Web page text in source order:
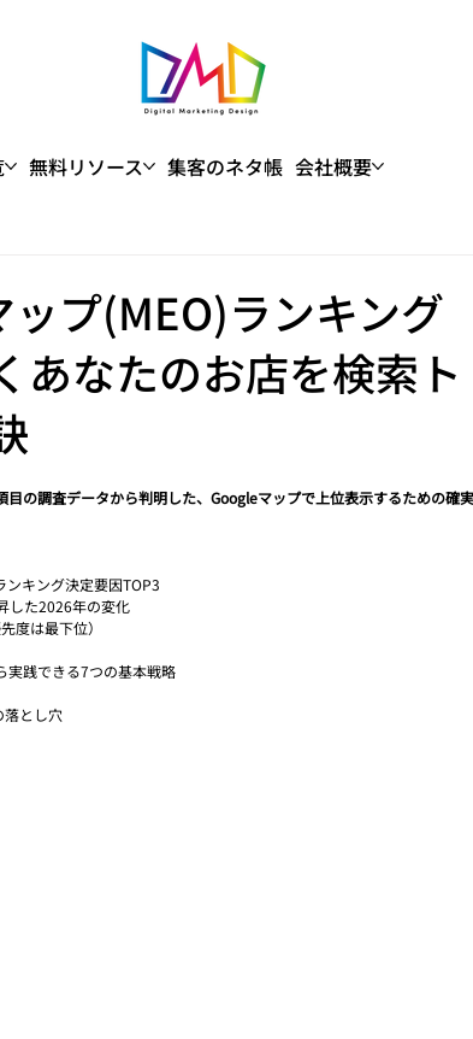
無料リソース 集客のネタ帳 会社概要
プ(MEO)ランキング
あなたのお店を検索ト
の調査データから判明した、Googleマップで上位表示するための確
ポイント】
キング決定要因TOP3
が110位→22位へ急上昇した2026年の変
ルの正しい扱い方（優先度は最下位
ー獲得など今日から実践できる7つの基本戦
の落とし穴